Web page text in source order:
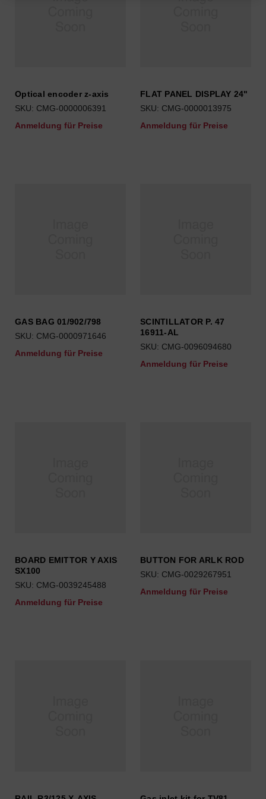
Optical encoder z-axis
SKU: CMG-0000006391
Anmeldung für Preise
FLAT PANEL DISPLAY 24"
SKU: CMG-0000013975
Anmeldung für Preise
GAS BAG 01/902/798
SKU: CMG-0000971646
Anmeldung für Preise
SCINTILLATOR P. 47
16911-AL
SKU: CMG-0096094680
Anmeldung für Preise
BOARD EMITTOR Y AXIS
SX100
SKU: CMG-0039245488
Anmeldung für Preise
BUTTON FOR ARLK ROD
SKU: CMG-0029267951
Anmeldung für Preise